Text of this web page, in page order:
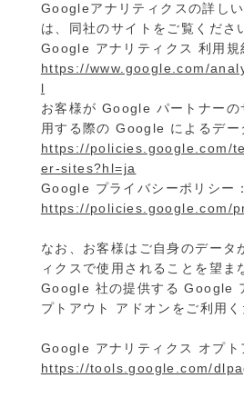
Googleアナリティクスの詳し
は、同社のサイトをご覧くださ
Google アナリティクス 利用規
https://www.google.com/
l
お客様が Google パートナーの
用する際の Google によるデー
https://policies.google.com/
er-sites?hl=ja
Google プライバシーポリシー：
https://policies.google.com/
なお、お客様はご自身のデー
ィクスで使用されることを望ま
Google 社の提供する Google
プトアウト アドオンをご利用く
Google アナリティクス オプト
https://tools.google.com/